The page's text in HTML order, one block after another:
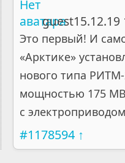
guest15.12.19
Это первый! И
«Арктике»
нового типа
мощностью 175
с
#1178594 ↑